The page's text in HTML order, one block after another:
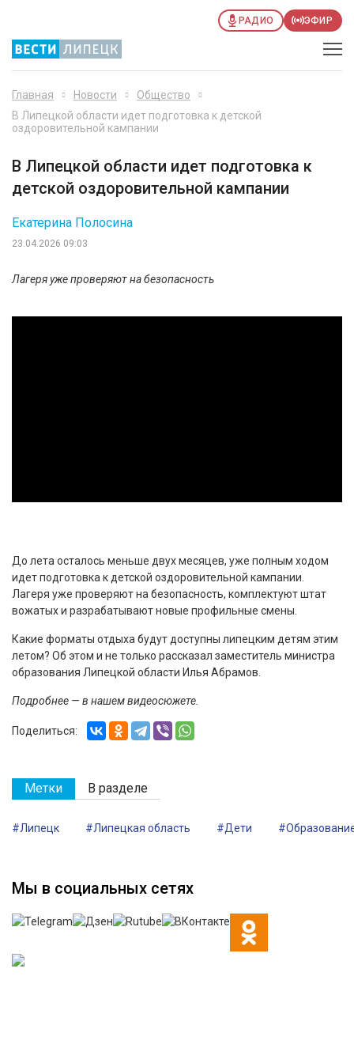
РАДИО ЭФИР
Главная Новости
Общество
В Липецкой области идет подготовка к детской
оздоровительной кампании
В Липецкой области идет подготовка к
детской оздоровительной кампании
23.04.2026 09:03
Екатерина Полосина
Лагеря уже проверяют на безопасность
До лета осталось меньше двух месяцев, уже полным ходом
идет подготовка к детской оздоровительной кампании.
Лагеря уже проверяют на безопасность, комплектуют штат
вожатых и разрабатывают новые профильные смены.
Какие форматы отдыха будут доступны липецким детям этим
летом? Об этом и не только рассказал заместитель министра
образования Липецкой области Илья Абрамов.
Подробнее — в нашем видеосюжете.
Поделиться:
Метки В разделе
#Липецк #Липецкая область #Дети
Мы в социальных сетях